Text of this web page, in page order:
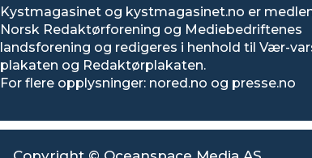
Kystmagasinet og kystmagasinet.no er
Norsk Redaktørforening og Mediebedriftenes
landsforening og redigeres i henhold til Vær-
plakaten og Redaktørplakaten.
For flere opplysninger: nored.no og presse.no